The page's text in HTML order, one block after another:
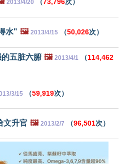
2013/4/20
水" 🖼️ 2013/4/15 （50,026次）
五脏六腑 🖼️ 2013/4/1 （114,462
3/15 （59,919次）
文升官 🖼️ 2013/2/7 （96,501次）